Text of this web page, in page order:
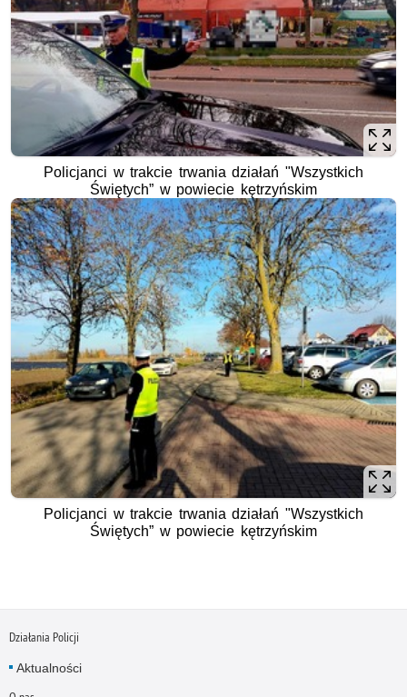
Policjanci w trakcie trwania działań "Wszystkich
Świętych” w powiecie kętrzyńskim
Policjanci w trakcie trwania działań "Wszystkich
Świętych” w powiecie kętrzyńskim
Działania Policji
Aktualności